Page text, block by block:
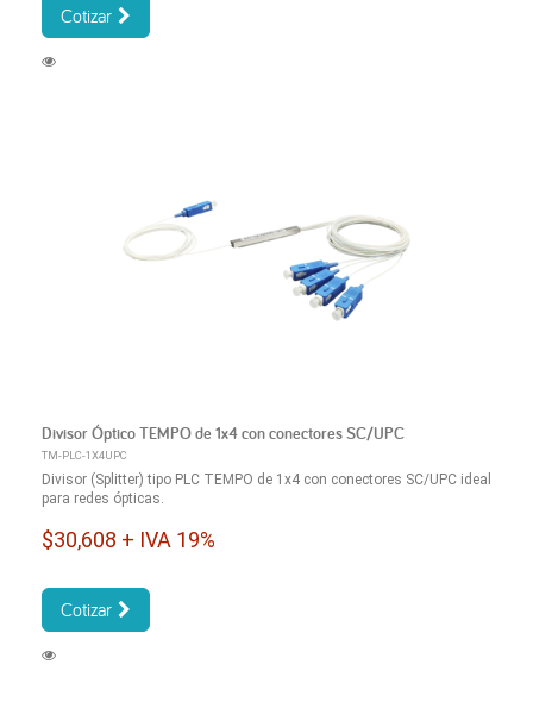
Cotizar
Divisor Óptico TEMPO de 1x4 con conectores SC/UPC
TM-PLC-1X4UPC
Divisor (Splitter) tipo PLC TEMPO de 1x4 con conectores SC/UPC ideal
para redes ópticas.
$30,608 + IVA 19%
Cotizar